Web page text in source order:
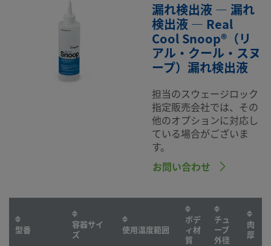
漏れ検出液 — 漏れ
検出液 — Real
Cool Snoop®（リ
アル・クール・スヌ
ープ）漏れ検出液
担当のスウェージロック
指定販売会社では、その
他のオプションに対応し
ている場合がございま
す。
お問い合わせ
型番
容器サイ
ズ
使用温度範囲
ボデ
ィ材
質
チュ
ーブ
外径
肉
厚